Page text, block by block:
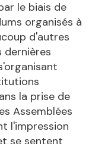
le biais de
organisés à
d'autres
dernières
la prise de
Assemblées
l'impression
se sentent